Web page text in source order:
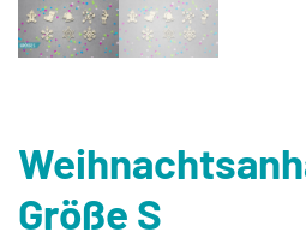
Größe S